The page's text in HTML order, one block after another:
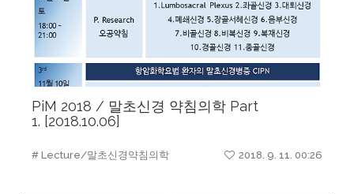
PiM 2018 / 말초신경 약침의학 Part
1. [2018.10.06]
# Lecture/말초신경약침의학 2018. 9. 11. 00:26